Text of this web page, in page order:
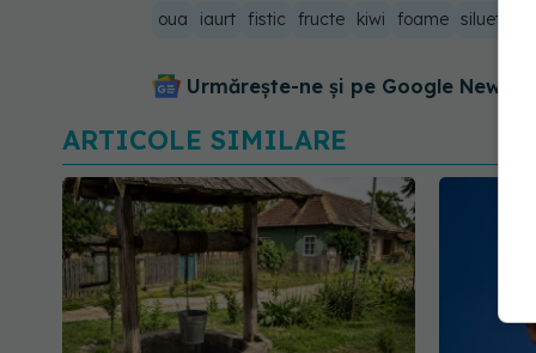
oua iaurt fistic fructe kiwi foame silueta
Urmărește-ne și pe Google News -
ARTICOLE SIMILARE